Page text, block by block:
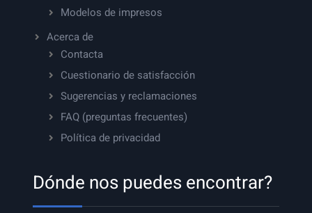
Modelos de impresos
Acerca de
Contacta
Cuestionario de satisfacción
Sugerencias y reclamaciones
FAQ (preguntas frecuentes)
Política de privacidad
Dónde nos puedes encontrar?